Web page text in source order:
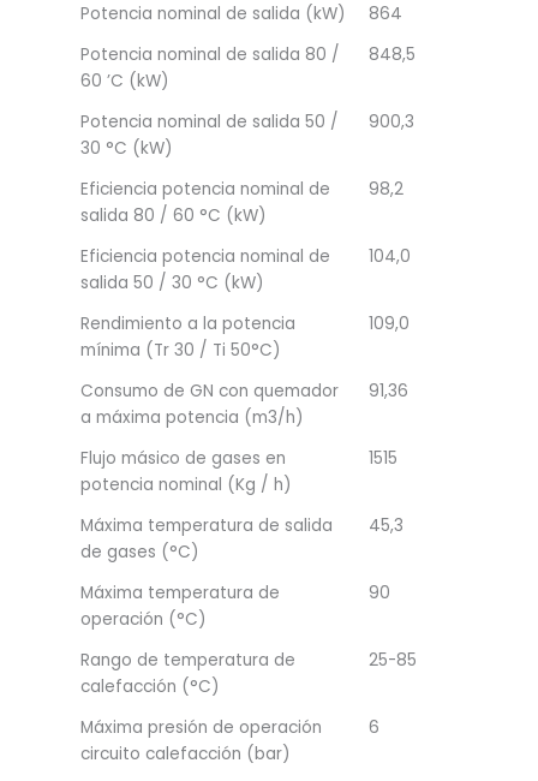
Potencia nominal de salida (kW)
864
Potencia nominal de salida 80 /
60 ’C (kW)
848,5
Potencia nominal de salida 50 /
30 °C (kW)
900,3
Eficiencia potencia nominal de
salida 80 / 60 °C (kW)
98,2
Eficiencia potencia nominal de
salida 50 / 30 °C (kW)
104,0
Rendimiento a la potencia
mínima (Tr 30 / Ti 50°C)
109,0
Consumo de GN con quemador
a máxima potencia (m3/h)
91,36
Flujo másico de gases en
potencia nominal (Kg / h)
1515
Máxima temperatura de salida
de gases (°C)
45,3
Máxima temperatura de
operación (°C)
90
Rango de temperatura de
calefacción (°C)
25-85
Máxima presión de operación
circuito calefacción (bar)
6